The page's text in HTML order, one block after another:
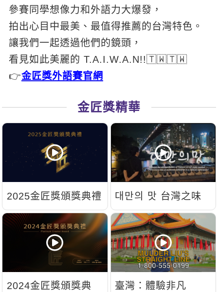
基礎字彙
情境閱讀
英文文法技巧
英文寫作
Cengage TED Talks
新聞英文
Let's Talk
西班牙語
外語即時通
兒童美語
一對一家教
企業訓練
點讀筆教材
數位學習教材
參賽同學想像力和外語力大爆發，
拍出心目中最美、最值得推薦的台灣特色。
讓我們一起透過他們的鏡頭，
看見如此美麗的 T.A.I.W.A.N!!🇹🇼🇹🇼
👉金匠獎外語賽官網
金匠獎精華
2025金匠獎頒獎典禮 대만의 맛 台灣之味
2024金匠獎頒獎典
臺灣：體驗非凡